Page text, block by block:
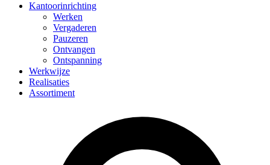
Kantoorinrichting
Werken
Vergaderen
Pauzeren
Ontvangen
Ontspanning
Werkwijze
Realisaties
Assortiment